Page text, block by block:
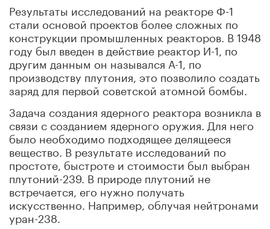
Результаты исследований на реакторе Ф-1
стали основой проектов более сложных по
конструкции промышленных реакторов. В 1948
году был введен в действие реактор И-1, по
другим данным он назывался А-1, по
производству плутония, это позволило создать
заряд для первой советской атомной бомбы.
Задача создания ядерного реактора возникла в
связи с созданием ядерного оружия. Для него
было необходимо подходящее делящееся
вещество. В результате исследований по
простоте, быстроте и стоимости был выбран
плутоний-239. В природе плутоний не
встречается, его нужно получать
искусственно. Например, облучая нейтронами
уран-238.